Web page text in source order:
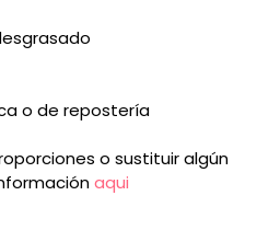
o de repostería
o sustituir algún
aqui